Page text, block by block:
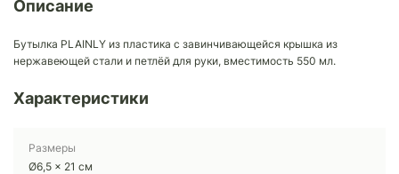
Описание
Бутылка PLAINLY из пластика с завинчивающейся крышка из
нержавеющей стали и петлёй для руки, вместимость 550 мл.
Характеристики
Размеры
Ø6,5 x 21 cм